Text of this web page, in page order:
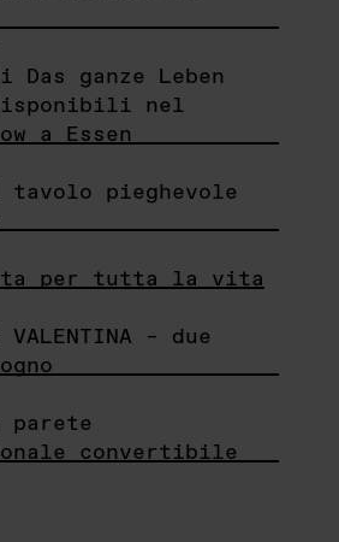
ganze Leben
nel
a Essen
tavolo pieghevole
per tutta la vita
VALENTINA – due
parete
convertibile